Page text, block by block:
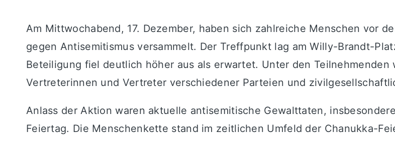
Am Mittwochabend, 17. Dezember, haben sich zahlreiche Menschen vor
gegen Antisemitismus versammelt. Der Treffpunkt lag am Willy-Brandt-
Beteiligung fiel deutlich höher aus als erwartet. Unter den Teilnehmenden
Vertreterinnen und Vertreter verschiedener Parteien und
Anlass der Aktion waren aktuelle antisemitische Gewalttaten,
Feiertag. Die Menschenkette stand im zeitlichen Umfeld der Chanukka-